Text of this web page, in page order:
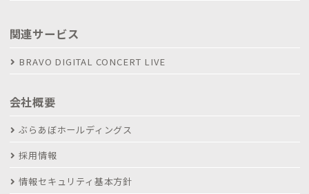
関連サービス
BRAVO DIGITAL CONCERT LIVE
会社概要
ぶらあぼホールディングス
採用情報
情報セキュリティ基本方針